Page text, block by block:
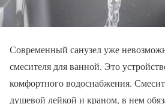
Современный санузел уже
смесителя для ванной. Это
комфортного водоснабжения.
душевой лейкой и краном, в нем